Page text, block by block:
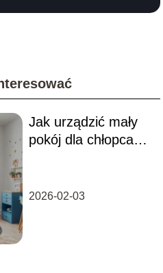
Jak urządzić mały
pokój dla chłopca?
2026-02-03